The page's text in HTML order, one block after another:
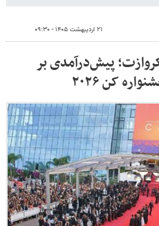
۲۱ اردیبهشت ۱۴۰۵ - ۰۹:۳۰
پیش‌درآمدی بر
کن ۲۰۲۶